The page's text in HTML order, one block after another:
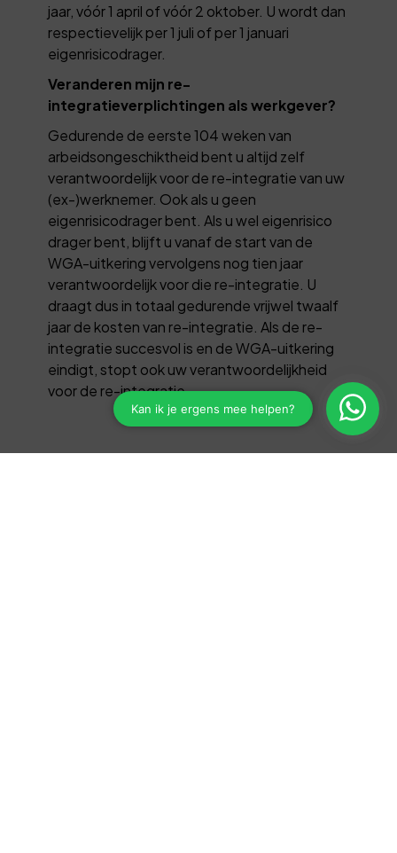
jaar, vóór 1 april of vóór 2 oktober. U wordt dan
respectievelijk per 1 juli of per 1 januari
eigenrisicodrager.
Veranderen mijn re-
integratieverplichtingen als werkgever?
Gedurende de eerste 104 weken van
arbeidsongeschiktheid bent u altijd zelf
verantwoordelijk voor de re-integratie van uw
(ex-)werknemer. Ook als u geen
eigenrisicodrager bent. Als u wel eigenrisico
drager bent, blijft u vanaf de start van de
WGA-uitkering vervolgens nog tien jaar
verantwoordelijk voor die re-integratie. U
draagt dus in totaal gedurende vrijwel twaalf
jaar de kosten van re-integratie. Als de re-
integratie succesvol is en de WGA-uitkering
eindigt, stopt ook uw verantwoordelijkheid
voor de re-integratie.